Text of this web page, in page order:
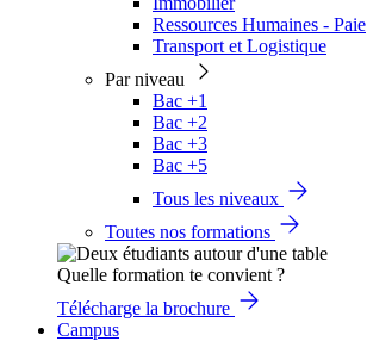
Ressources Humaines - Paie
Transport et Logistique
Par niveau
Bac +1
Bac +2
Bac +3
Bac +5
Tous les niveaux
Toutes nos formations
Quelle formation te convient ?
Télécharge la brochure
Campus